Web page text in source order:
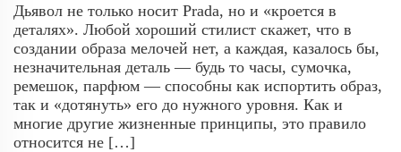
Дьявол не только носит Prada, но и «кроется в
деталях». Любой хороший стилист скажет, что в
создании образа мелочей нет, а каждая, казалось бы,
незначительная деталь — будь то часы, сумочка,
ремешок, парфюм — способны как испортить образ,
так и «дотянуть» его до нужного уровня. Как и
многие другие жизненные принципы, это правило
относится не […]